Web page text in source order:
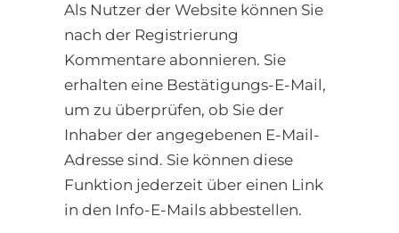
Als Nutzer der Website können Sie
nach der Registrierung
Kommentare abonnieren. Sie
erhalten eine Bestätigungs-E-Mail,
um zu überprüfen, ob Sie der
Inhaber der angegebenen E-Mail-
Adresse sind. Sie können diese
Funktion jederzeit über einen Link
in den Info-E-Mails abbestellen.